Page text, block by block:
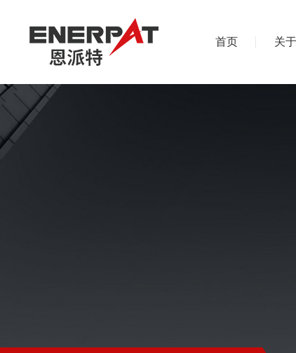
首页 关